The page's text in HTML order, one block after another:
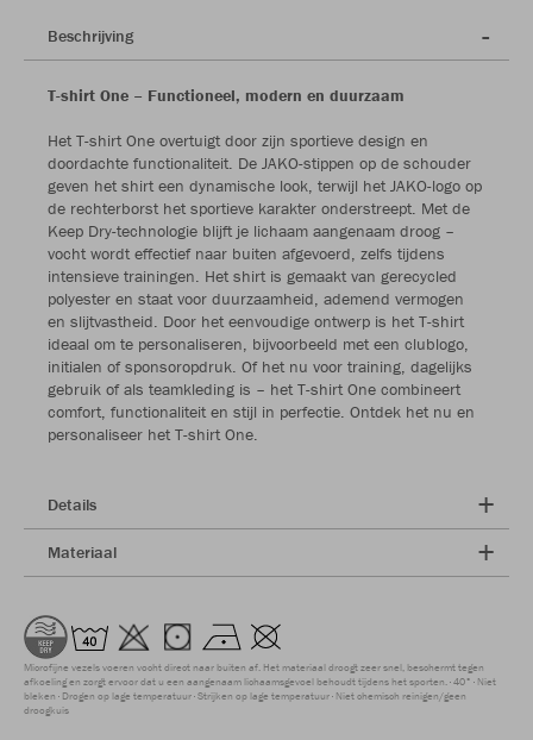
Beschrijving
T-shirt One – Functioneel, modern en duurzaam
Het T-shirt One overtuigt door zijn sportieve design en
doordachte functionaliteit. De JAKO-stippen op de schouder
geven het shirt een dynamische look, terwijl het JAKO-logo op
de rechterborst het sportieve karakter onderstreept. Met de
Keep Dry-technologie blijft je lichaam aangenaam droog –
vocht wordt effectief naar buiten afgevoerd, zelfs tijdens
intensieve trainingen. Het shirt is gemaakt van gerecycled
polyester en staat voor duurzaamheid, ademend vermogen
en slijtvastheid. Door het eenvoudige ontwerp is het T-shirt
ideaal om te personaliseren, bijvoorbeeld met een clublogo,
initialen of sponsoropdruk. Of het nu voor training, dagelijks
gebruik of als teamkleding is – het T-shirt One combineert
comfort, functionaliteit en stijl in perfectie. Ontdek het nu en
personaliseer het T-shirt One.
Details
Materiaal
Microfijne vezels voeren vocht direct naar buiten af. Het materiaal droogt zeer snel, beschermt tegen
afkoeling en zorgt ervoor dat u een aangenaam lichaamsgevoel behoudt tijdens het sporten. 40° Niet
bleken Drogen op lage temperatuur Strijken op lage temperatuur Niet chemisch reinigen/geen
droogkuis